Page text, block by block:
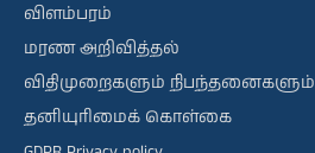
விளம்பரம்
மரண அறிவித்தல்
விதிமுறைகளும் நிபந்தனைகளும்
தனியுரிமைக் கொள்கை